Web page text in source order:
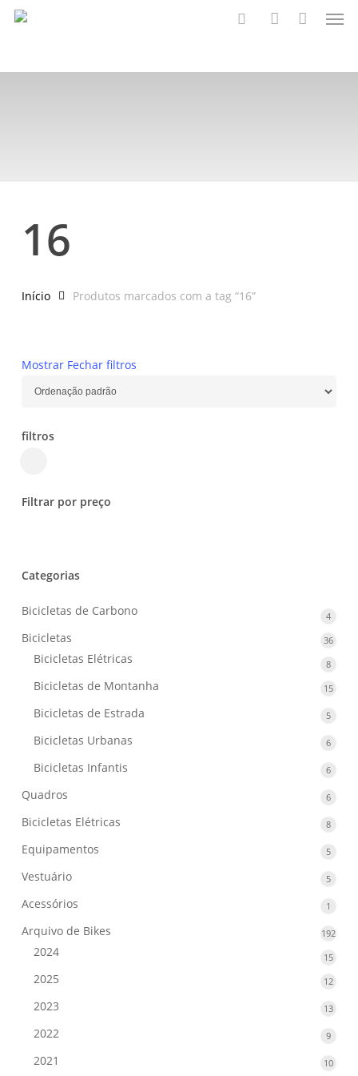
Skip
content
16
Início Produtos marcados com a tag “16”
Mostrar Fechar filtros
filtros
Filtrar por preço
Categorias
Bicicletas de Carbono 44
Bicicletas 3636
Bicicletas Elétricas 88
Bicicletas de Montanha 1515
Bicicletas de Estrada 55
Bicicletas Urbanas 66
Bicicletas Infantis 66
Quadros 66
Bicicletas Elétricas 88
Equipamentos 55
Vestuário 55
Acessórios 1
Arquivo de Bikes 192192
2024 1515
2025 1212
2023 1313
2022 99
2021 1010